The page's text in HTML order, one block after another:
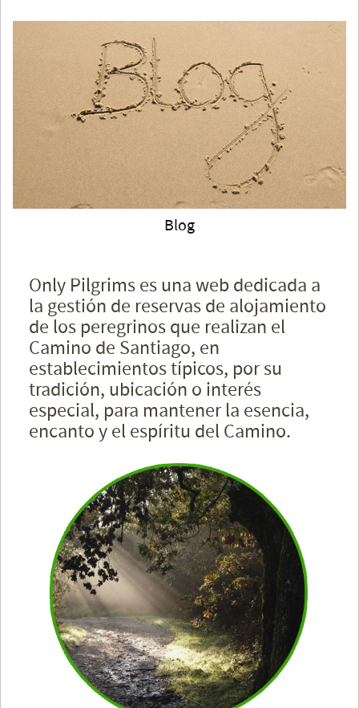
Blog
Only Pilgrims es una web dedicada a
la gestión de reservas de alojamiento
de los peregrinos que realizan el
Camino de Santiago, en
establecimientos típicos, por su
tradición, ubicación o interés
especial, para mantener la esencia,
encanto y el espíritu del Camino.